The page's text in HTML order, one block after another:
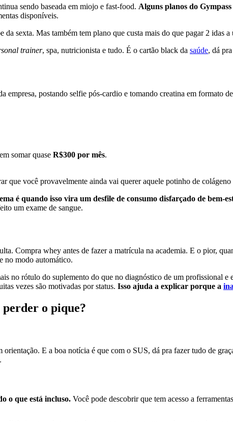
sendo baseada em miojo e fast-food. Alguns planos do
disponíveis.
da sexta. Mas também tem plano que custa mais do que pagar 2 idas
trainer, spa, nutricionista e tudo. É o cartão black da saúde, dá
empresa, postando selfie pós-cardio e tomando creatina em formato
somar quase R$300 por mês.
que você provavelmente ainda vai querer aquele potinho de
é quando isso vira um desfile de consumo disfarçado de bem-
um exame de sangue.
Compra whey antes de fazer a matrícula na academia. E o pior,
no modo automático.
no rótulo do suplemento do que no diagnóstico de um profissional e
vezes são motivadas por status. Isso ajuda a explicar porque a
o pique?
E a boa notícia é que com o SUS, dá pra fazer tudo de
o que está incluso. Você pode descobrir que tem acesso a